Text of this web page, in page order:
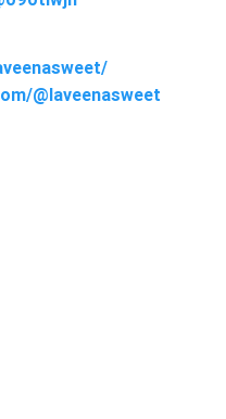
@laveenasweet